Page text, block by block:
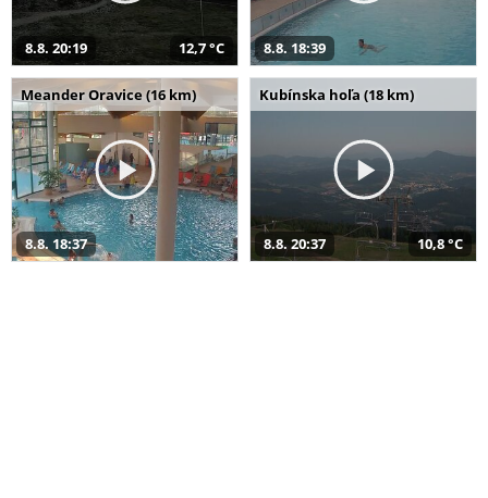
8.8. 20:19 12,7 °C 8.8. 18:39
Meander Oravice (16 km)
8.8. 18:37
Kubínska hoľa (18 km)
8.8. 20:37 10,8 °C